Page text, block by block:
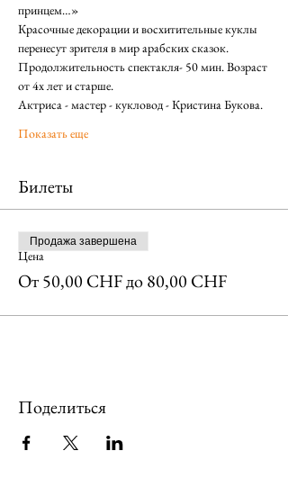
принцем…»
Красочные декорации и восхитительные куклы
перенесут зрителя в мир арабских сказок.
Продолжительность спектакля- 50 мин. Возраст
от 4х лет и старше.
Актриса - мастер - кукловод - Кристина Букова.
Показать еще
Билеты
Цена
От 50,00 CHF до 80,00 CHF
Продажа завершена
Поделиться